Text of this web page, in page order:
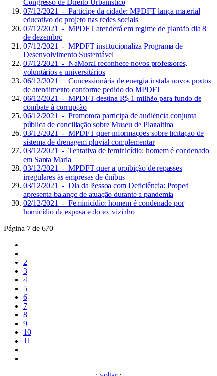
Congresso de Direito Urbanístico
07/12/2021 - Participe da cidade: MPDFT lança material
educativo do projeto nas redes sociais
07/12/2021 - MPDFT atenderá em regime de plantão dia 8
de dezembro
07/12/2021 - MPDFT institucionaliza Programa de
Desenvolvimento Sustentável
07/12/2021 - NaMoral reconhece novos professores,
voluntários e universitários
06/12/2021 - Concessionária de energia instala novos postos
de atendimento conforme pedido do MPDFT
06/12/2021 - MPDFT destina R$ 1 milhão para fundo de
combate à corrupção
06/12/2021 - Promotora participa de audiência conjunta
pública de conciliação sobre Museu de Planaltina
03/12/2021 - MPDFT quer informações sobre licitação de
sistema de drenagem pluvial complementar
03/12/2021 - Tentativa de feminicídio: homem é condenado
em Santa Maria
03/12/2021 - MPDFT quer a proibição de repasses
irregulares às empresas de ônibus
03/12/2021 - Dia da Pessoa com Deficiência: Proped
apresenta balanço de atuação durante a pandemia
02/12/2021 - Feminicídio: homem é condenado por
homicídio da esposa e do ex-vizinho
Página 7 de 670
2
3
4
5
6
7
8
9
10
11